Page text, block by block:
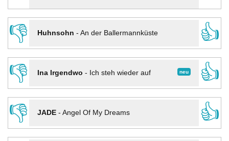
👎
Huhnsohn - An der Ballermannküste
👍
👎
neu
Ina Irgendwo - Ich steh wieder auf
👍
👎
JADE- Angel Of My Dreams
👍